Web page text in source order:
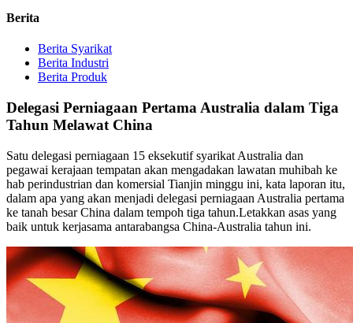
Berita
Berita Syarikat
Berita Industri
Berita Produk
Delegasi Perniagaan Pertama Australia dalam Tiga
Tahun Melawat China
Satu delegasi perniagaan 15 eksekutif syarikat Australia dan
pegawai kerajaan tempatan akan mengadakan lawatan muhibah ke
hab perindustrian dan komersial Tianjin minggu ini, kata laporan itu,
dalam apa yang akan menjadi delegasi perniagaan Australia pertama
ke tanah besar China dalam tempoh tiga tahun.Letakkan asas yang
baik untuk kerjasama antarabangsa China-Australia tahun ini.